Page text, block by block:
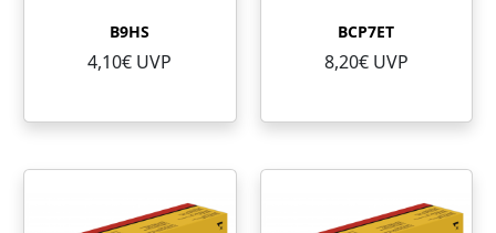
B9HS
4,10€ UVP
BCP7ET
8,20€ UVP